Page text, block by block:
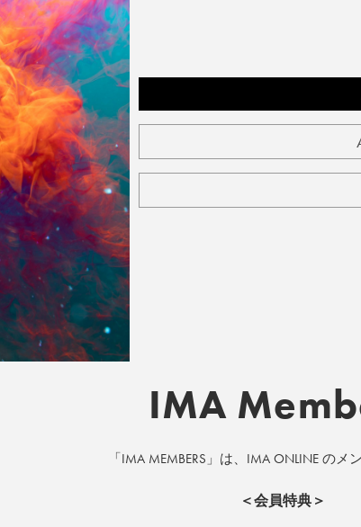
IMA
「IMA MEMBERS」は、IMA ONLINE のメ
＜会員特典＞